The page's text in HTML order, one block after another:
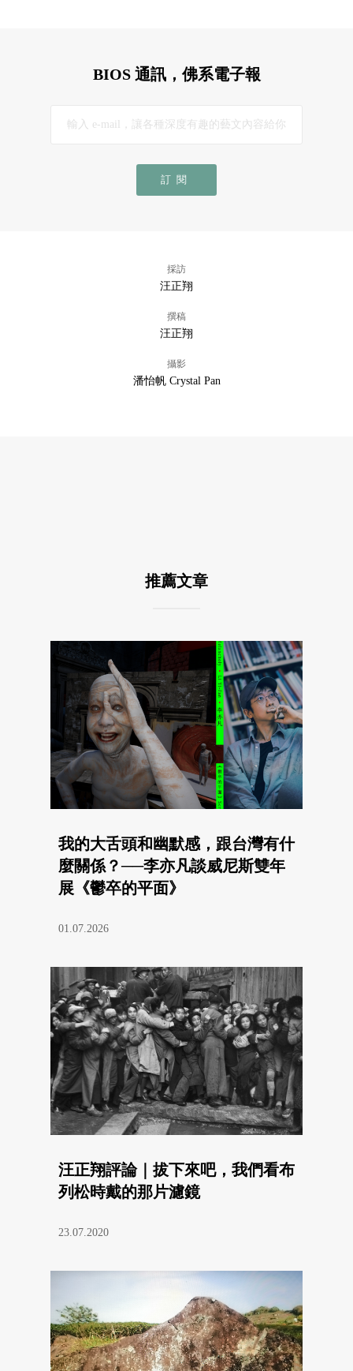
BIOS 通訊，佛系電子報
訂閱
採訪
汪正翔
撰稿
汪正翔
攝影
潘怡帆 Crystal Pan
推薦文章
我的大舌頭和幽默感，跟台灣有什
麼關係？──李亦凡談威尼斯雙年
展《鬱卒的平面》
01.07.2026
汪正翔評論｜拔下來吧，我們看布
列松時戴的那片濾鏡
23.07.2020